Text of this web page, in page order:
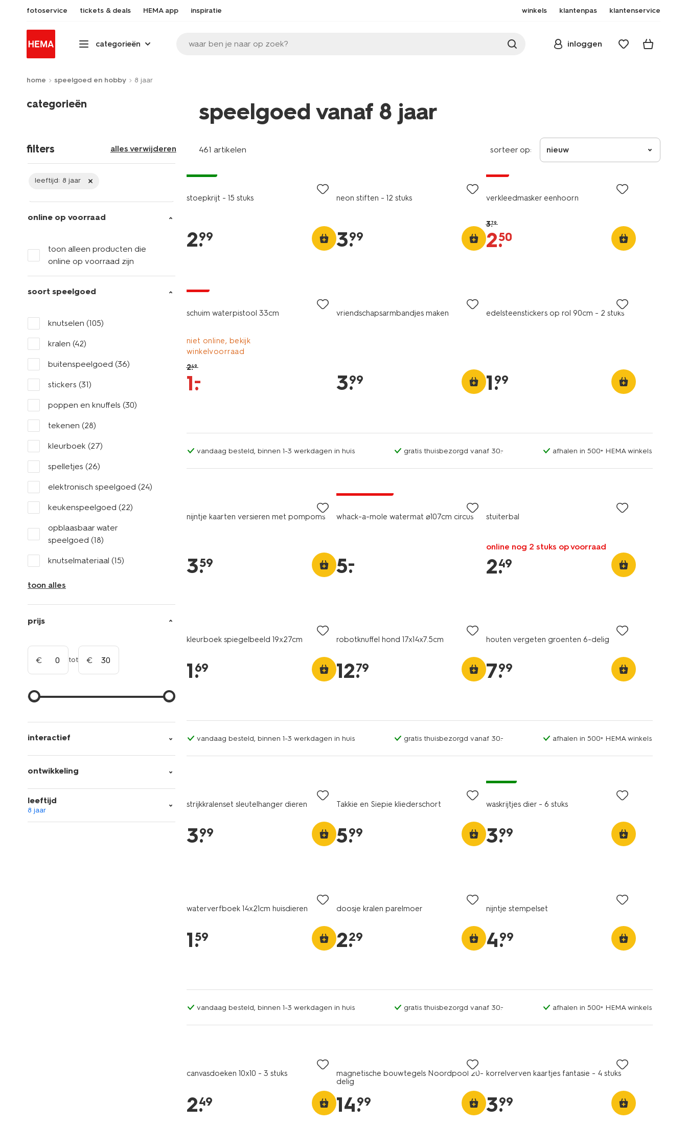
fotoservice tickets & deals HEMA app inspiratie winkels klantenpas klantenservice
categorieën waar ben je naar op zoek? inloggen
home speelgoed en hobby 8 jaar
categorieën
filters alles verwijderen
leeftijd: 8 jaar
online op voorraad
toon alleen producten die
online op voorraad zijn
soort speelgoed
knutselen (105)
kralen (42)
buitenspeelgoed (36)
stickers (31)
poppen en knuffels (30)
tekenen (28)
kleurboek (27)
spelletjes (26)
elektronisch speelgoed (24)
keukenspeelgoed (22)
opblaasbaar water
speelgoed (18)
knutselmateriaal (15)
toon alles
prijs
tot
interactief
ontwikkeling
leeftijd
8 jaar
speelgoed vanaf 8 jaar
461 artikelen sorteer op: nieuw
stoepkrijt - 15 stuks
2.
99
neon stiften - 12 stuks
3.
99
verkleedmasker eenhoorn
3.79
2.
50
schuim waterpistool 33cm
niet online, bekijk
winkelvoorraad
2.49
1.
–
vriendschapsarmbandjes maken
3.
99
edelsteenstickers op rol 90cm - 2 stuks
1.
99
vandaag besteld, binnen 1-3 werkdagen in huis gratis thuisbezorgd vanaf 30.- afhalen in 500+ HEMA winkels
nijntje kaarten versieren met pompoms
3.
59
whack-a-mole watermat ⌀107cm circus
5.
–
stuiterbal
online nog 2 stuks op voorraad
2.
49
kleurboek spiegelbeeld 19x27cm
1.
69
robotknuffel hond 17x14x7.5cm
12.
79
houten vergeten groenten 6-delig
7.
99
vandaag besteld, binnen 1-3 werkdagen in huis gratis thuisbezorgd vanaf 30.- afhalen in 500+ HEMA winkels
strijkkralenset sleutelhanger dieren
3.
99
Takkie en Siepie kliederschort
5.
99
waskrijtjes dier - 6 stuks
3.
99
waterverfboek 14x21cm huisdieren
1.
59
doosje kralen parelmoer
2.
29
nijntje stempelset
4.
99
vandaag besteld, binnen 1-3 werkdagen in huis gratis thuisbezorgd vanaf 30.- afhalen in 500+ HEMA winkels
canvasdoeken 10x10 - 3 stuks
2.
49
magnetische bouwtegels Noordpool 20-
delig
14.
99
korrelverven kaartjes fantasie - 4 stuks
3.
99